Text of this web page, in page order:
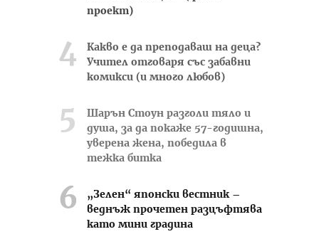
проект)
Какво е да преподаваш на деца?
Учител отговаря със забавни
комикси (и много любов)
Шарън Стоун разголи тяло и
душа, за да покаже 57-годишна,
уверена жена, победила в
тежка битка
„Зелен“ японски вестник –
веднъж прочетен разцъфтява
като мини градина